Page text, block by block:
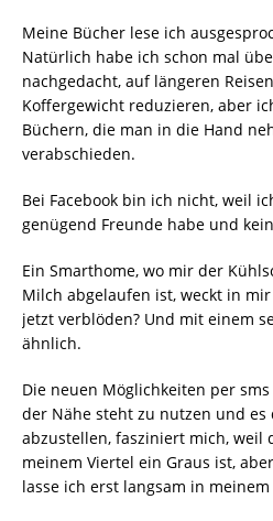
Meine Bücher lese ich
Natürlich habe ich schon mal
nachgedacht, auf längeren
Koffergewicht reduzieren, aber
Büchern, die man in die Hand
verabschieden.
Bei Facebook bin ich nicht, weil
genügend Freunde habe und
Ein Smarthome, wo mir der
Milch abgelaufen ist, weckt in
jetzt verblöden? Und mit einem
ähnlich.
Die neuen Möglichkeiten per
der Nähe steht zu nutzen und
abzustellen, fasziniert mich, weil
meinem Viertel ein Graus ist,
lasse ich erst langsam in